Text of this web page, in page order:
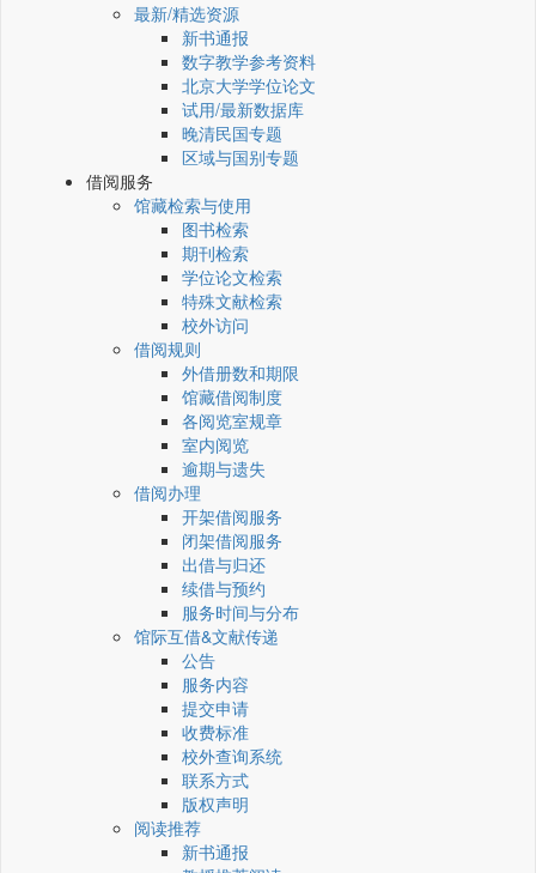
最新/精选资源
新书通报
数字教学参考资料
北京大学学位论文
试用/最新数据库
晚清民国专题
区域与国别专题
借阅服务
馆藏检索与使用
图书检索
期刊检索
学位论文检索
特殊文献检索
校外访问
借阅规则
外借册数和期限
馆藏借阅制度
各阅览室规章
室内阅览
逾期与遗失
借阅办理
开架借阅服务
闭架借阅服务
出借与归还
续借与预约
服务时间与分布
馆际互借&文献传递
公告
服务内容
提交申请
收费标准
校外查询系统
联系方式
版权声明
阅读推荐
新书通报